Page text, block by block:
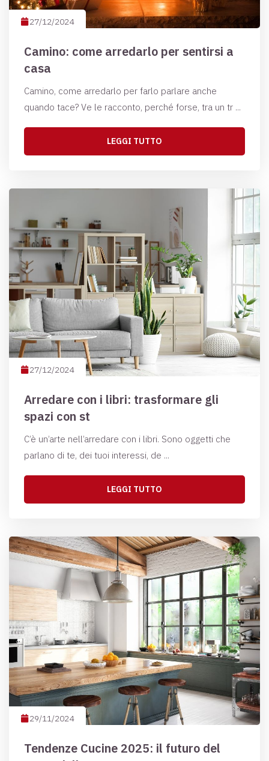
27/12/2024
Camino: come arredarlo per sentirsi a
casa
Camino, come arredarlo per farlo parlare anche
quando tace? Ve le racconto, perché forse, tra un tr ...
LEGGI TUTTO
27/12/2024
Arredare con i libri: trasformare gli
spazi con st
C’è un’arte nell’arredare con i libri. Sono oggetti che
parlano di te, dei tuoi interessi, de ...
LEGGI TUTTO
29/11/2024
Tendenze Cucine 2025: il futuro del